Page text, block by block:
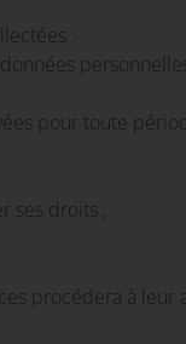
:
pour toute
ses droits ;
procédera à leur